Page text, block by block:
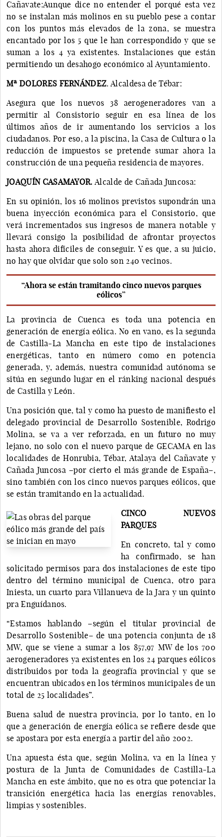
Cañavate:Aunque dice no entender el porqué esta vez
no se instalan más molinos en su pueblo pese a contar
con los puntos más elevados de la zona, se muestra
encantado por los 5 que le han correspondido y que se
suman a los 4 ya existentes. Instalaciones que están
permitiendo un desahogo económico al Ayuntamiento.
Mª DOLORES FERNÁNDEZ. Alcaldesa de Tébar:
Asegura que los nuevos 38 aerogeneradores van a
permitir al Consistorio seguir en esa línea de los
últimos años de ir aumentando los servicios a los
ciudadanos. Por eso, a la piscina, la Casa de Cultura o la
reducción de impuestos se pretende sumar ahora la
construcción de una pequeña residencia de mayores.
JOAQUÍN CASAMAYOR.Alcalde de Cañada Juncosa:
En su opinión, los 16 molinos previstos supondrán una
buena inyección económica para el Consistorio, que
verá incrementados sus ingresos de manera notable y
llevará consigo la posibilidad de afrontar proyectos
hasta ahora difíciles de conseguir. Y es que, a su juicio,
no hay que olvidar que solo son 240 vecinos.
“Ahora se están tramitando cinco nuevos parques
eólicos”
La provincia de Cuenca es toda una potencia en
generación de energía eólica. No en vano, es la segunda
de Castilla-La Mancha en este tipo de instalaciones
energéticas, tanto en número como en potencia
generada, y, además, nuestra comunidad autónoma se
sitúa en segundo lugar en el ránking nacional después
de Castilla y León.
Una posición que, tal y como ha puesto de manifiesto el
delegado provincial de Desarrollo Sostenible, Rodrigo
Molina, se va a ver reforzada, en un futuro no muy
lejano, no solo con el nuevo parque de GECAMA en las
localidades de Honrubia, Tébar, Atalaya del Cañavate y
Cañada Juncosa –por cierto el más grande de España–,
sino también con los cinco nuevos parques eólicos, que
se están tramitando en la actualidad.
CINCO NUEVOS
PARQUES
En concreto, tal y como
ha confirmado, se han
solicitado permisos para dos instalaciones de este tipo
dentro del término municipal de Cuenca, otro para
Iniesta, un cuarto para Villanueva de la Jara y un quinto
pra Enguídanos.
“Estamos hablando –según el titular provincial de
Desarrollo Sostenible– de una potencia conjunta de 18
MW, que se viene a sumar a los 857,97 MW de los 700
aerogeneradores ya existentes en los 24 parques eólicos
distribuidos por toda la geografía provincial y que se
encuentran ubicados en los términos municipales de un
total de 25 localidades”.
Buena salud de nuestra provincia, por lo tanto, en lo
que a generación de energía eólica se refiere desde que
se apostara por esta energía a partir del año 2002.
Una apuesta ésta que, según Molina, va en la línea y
postura de la Junta de Comunidades de Castilla-La
Mancha en este ámbito, que no es otra que potenciar la
transición energética hacia las energías renovables,
limpias y sostenibles.